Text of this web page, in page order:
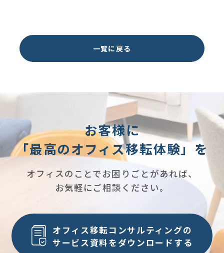
一覧に戻る
お客様に
「最高のオフィス移転体験」を
オフィスのことでお困りごとがあれば、
お気軽にご相談ください。
オフィス移転コンサルティングの
サービス資料をダウンロードする